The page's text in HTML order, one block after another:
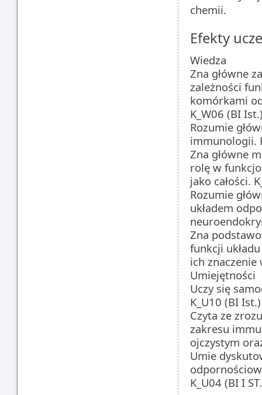
chemii.
Efekty
Wiedza
Zna główne
zależności
komórkami
K_W06 (BI
Rozumie
immunologii.
Zna główne
rolę w
jako całości.
Rozumie
układem
Zna
funkcji
ich znaczenie
Umiejętności
Uczy się
K_U10 (BI Ist.)
Czyta ze
zakresu
ojczystym
Umie
K_U04 (BI I